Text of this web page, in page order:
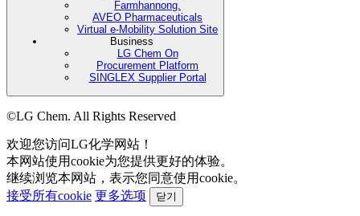
Farmhannong.
AVEO Pharmaceuticals
Virtual e-Mobility Solution Site
Business
LG Chem On
Procurement Platform
SINGLEX Supplier Portal
©LG Chem. All Rights Reserved
欢迎您访问LG化学网站！
本网站使用cookie为您提供更好的体验。
继续浏览本网站，表示您同意使用cookie。
接受所有cookie 更多选项 닫기